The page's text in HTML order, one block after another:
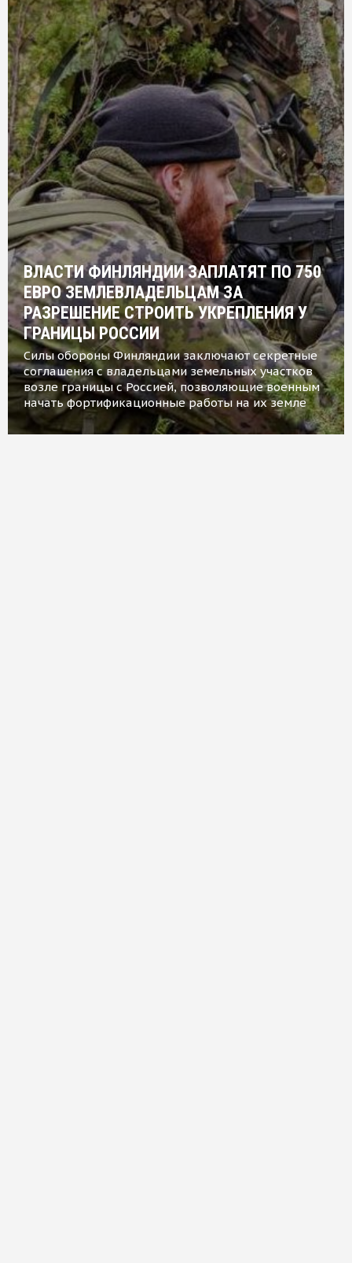
ВЛАСТИ ФИНЛЯНДИИ ЗАПЛАТЯТ ПО 750
ЕВРО ЗЕМЛЕВЛАДЕЛЬЦАМ ЗА
РАЗРЕШЕНИЕ СТРОИТЬ УКРЕПЛЕНИЯ У
ГРАНИЦЫ РОССИИ
Силы обороны Финляндии заключают секретные
соглашения с владельцами земельных участков
возле границы с Россией, позволяющие военным
начать фортификационные работы на их земле